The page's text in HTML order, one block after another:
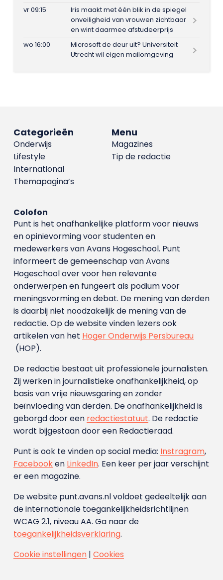
vr 09:15
Iris maakt met één blik in de spiegel
onveiligheid van vrouwen zichtbaar
en wint daarmee afstudeerprijs
wo 16:00
Microsoft de deur uit? Universiteit
Utrecht wil eigen mailomgeving
Menu
Magazines
Tip de redactie
Categorieën
Onderwijs
Lifestyle
International
Themapagina’s
Colofon
Punt is het onafhankelijke platform voor nieuws
en opinievorming voor studenten en
medewerkers van Avans Hoge­school. Punt
informeert de gemeenschap van Avans
Hogeschool over voor hen relevante
onderwerpen en fungeert als podium voor
meningsvorming en debat. De mening van derden
is daarbij niet noodzakelijk de mening van de
redactie. Op de website vinden lezers ook
artikelen van het Hoger Onderwijs Persbureau
(HOP).
De redactie bestaat uit professionele journalisten.
Zij werken in journalistieke onafhankelijkheid, op
basis van vrije nieuwsgaring en zonder
beïnvloeding van derden. De onafhankelijkheid is
geborgd door een redactiestatuut. De redactie
wordt bijgestaan door een Redactieraad.
Punt is ook te vinden op social media: Instragram,
Facebooken LinkedIn. Een keer per jaar verschijnt
er een magazine.
De website punt.avans.nl voldoet gedeeltelijk aan
de internationale toegankelijkheidsrichtlijnen
WCAG 2.1, niveau AA. Ga naar de
toegankelijkheidsverklaring.
Cookie instellingen| Cookies